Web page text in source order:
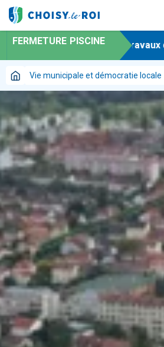
FERMETURE PISCINE
- En raison de travaux de
Vie municipale et démocratie locale